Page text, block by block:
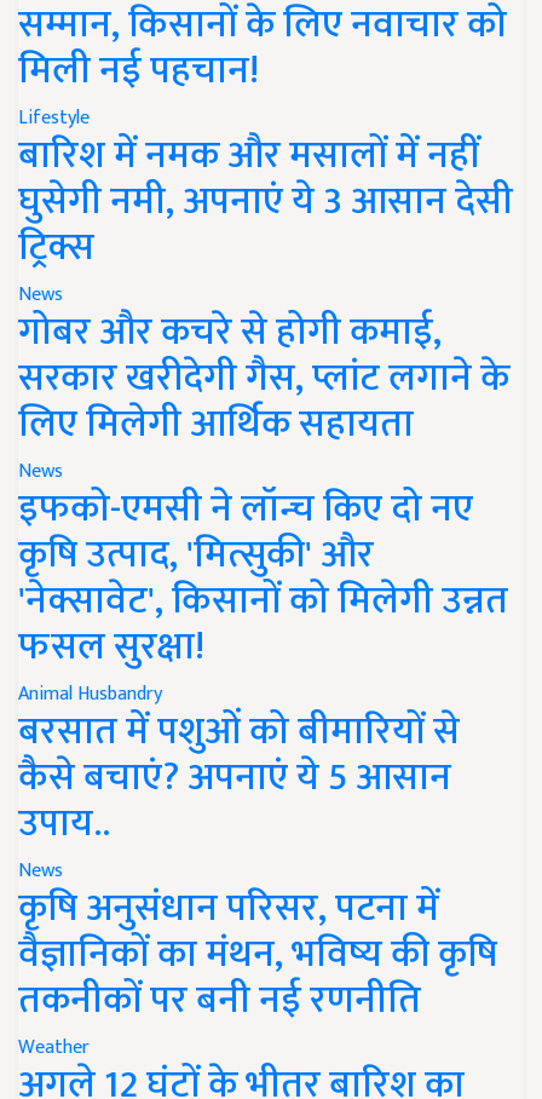
सम्मान, किसानों के लिए नवाचार को
मिली नई पहचान!
Lifestyle
बारिश में नमक और मसालों में नहीं
घुसेगी नमी, अपनाएं ये 3 आसान देसी
ट्रिक्स
News
गोबर और कचरे से होगी कमाई,
सरकार खरीदेगी गैस, प्लांट लगाने के
लिए मिलेगी आर्थिक सहायता
News
इफको-एमसी ने लॉन्च किए दो नए
कृषि उत्पाद, 'मित्सुकी' और
'नेक्सावेट', किसानों को मिलेगी उन्नत
फसल सुरक्षा!
Animal Husbandry
बरसात में पशुओं को बीमारियों से
कैसे बचाएं? अपनाएं ये 5 आसान
उपाय..
News
कृषि अनुसंधान परिसर, पटना में
वैज्ञानिकों का मंथन, भविष्य की कृषि
तकनीकों पर बनी नई रणनीति
Weather
अगले 12 घंटों के भीतर बारिश का